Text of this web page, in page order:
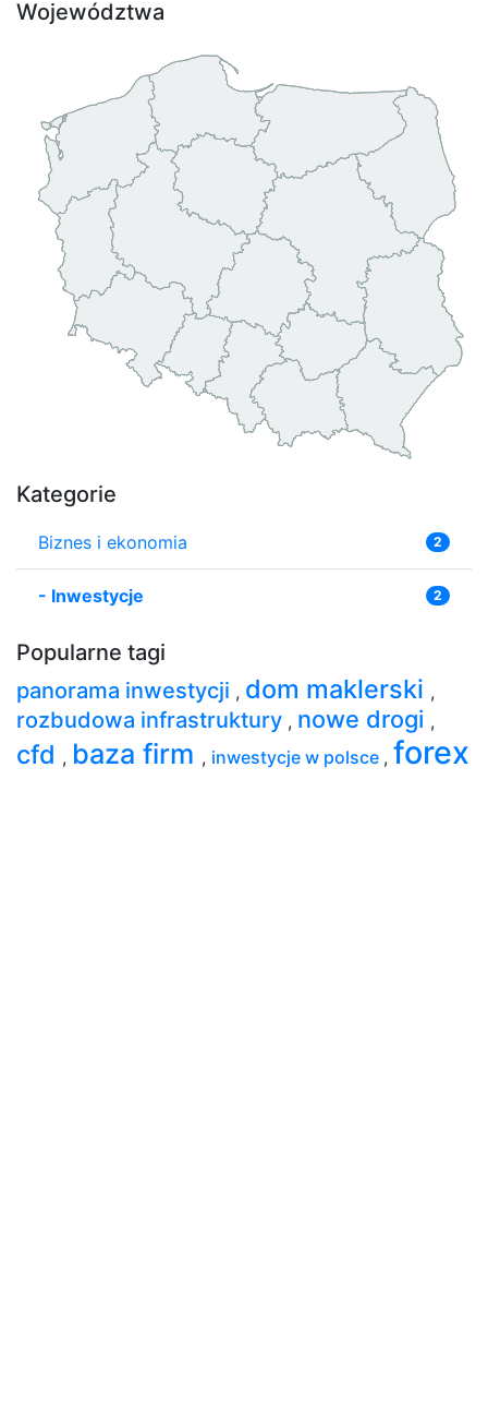
Województwa
Kategorie
Biznes i ekonomia 2
- Inwestycje 2
Popularne tagi
panorama inwestycji , dom maklerski ,
rozbudowa infrastruktury , nowe drogi ,
cfd , baza firm , inwestycje w polsce , forex